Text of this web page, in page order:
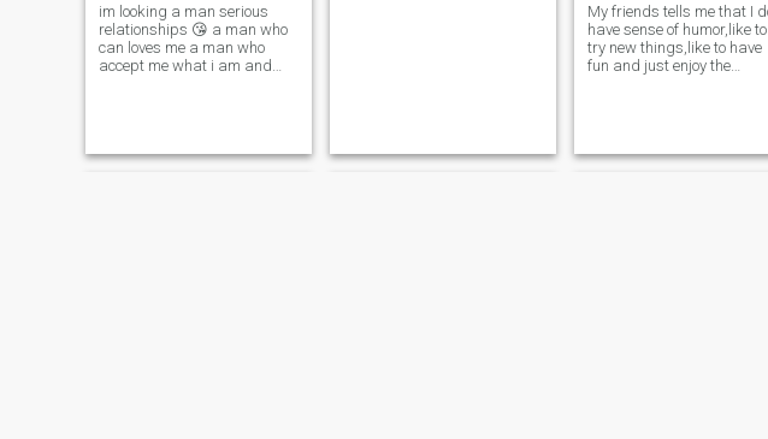
im looking a man serious
relationships 😘 a man who
can loves me a man who
accept me what i am and
have a 2 kids 💖💖🥰
My friends tells me that I do
have sense of humor,like to
try new things,like to have
fun and just enjoy the